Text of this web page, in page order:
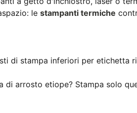
le stampanti termiche
di stampa inferiori per etichetta
di arrosto etiope? Stampa solo